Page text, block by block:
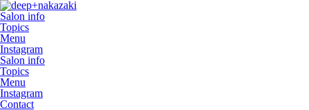
Salon info
Topics
Menu
Instagram
Salon info
Topics
Menu
Instagram
Contact